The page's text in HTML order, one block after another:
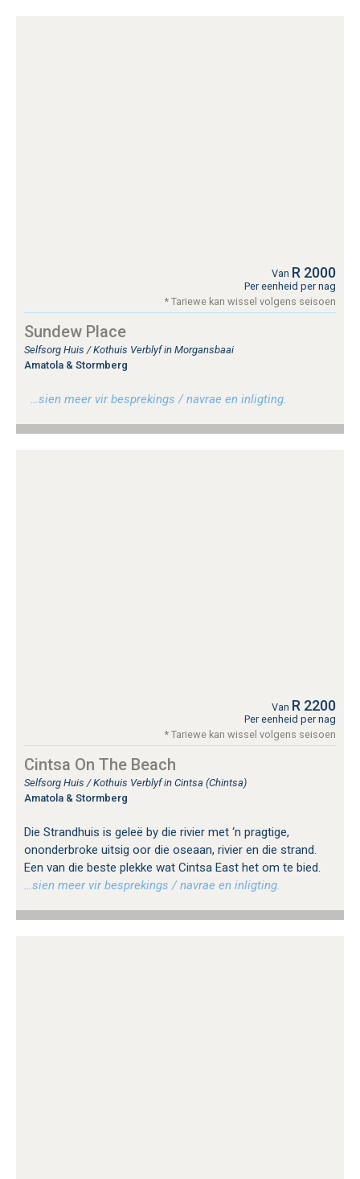
Van R 2000
Per eenheid per nag
* Tariewe kan wissel volgens seisoen
Sundew Place
Selfsorg Huis / Kothuis Verblyf in Morgansbaai
Amatola & Stormberg
…sien meer vir besprekings / navrae en inligting.
Van R 2200
Per eenheid per nag
* Tariewe kan wissel volgens seisoen
Cintsa On The Beach
Selfsorg Huis / Kothuis Verblyf in Cintsa (Chintsa)
Amatola & Stormberg
Die Strandhuis is geleë by die rivier met ‘n pragtige,
ononderbroke uitsig oor die oseaan, rivier en die strand.
Een van die beste plekke wat Cintsa East het om te bied.
…sien meer vir besprekings / navrae en inligting.